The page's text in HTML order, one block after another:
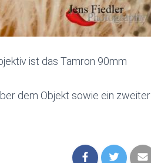
ist das Tamron 90mm
dem Objekt sowie ein zweiter